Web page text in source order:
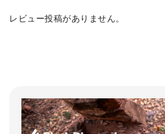
レビュー投稿がありません。